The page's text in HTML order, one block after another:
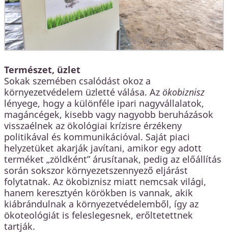
Természet, üzlet
Sokak szemében csalódást okoz a
környezetvédelem üzletté válása. Az ökobiznisz
lényege, hogy a különféle ipari nagyvállalatok,
magáncégek, kisebb vagy nagyobb beruházások
visszaélnek az ökológiai krízisre érzékeny
politikával és kommunikációval. Saját piaci
helyzetüket akarják javítani, amikor egy adott
terméket „zöldként” árusítanak, pedig az előállítás
során sokszor környezetszennyező eljárást
folytatnak. Az ökobiznisz miatt nemcsak világi,
hanem keresztyén körökben is vannak, akik
kiábrándulnak a környezetvédelemből, így az
ökoteológiát is feleslegesnek, erőltetettnek
tartják.